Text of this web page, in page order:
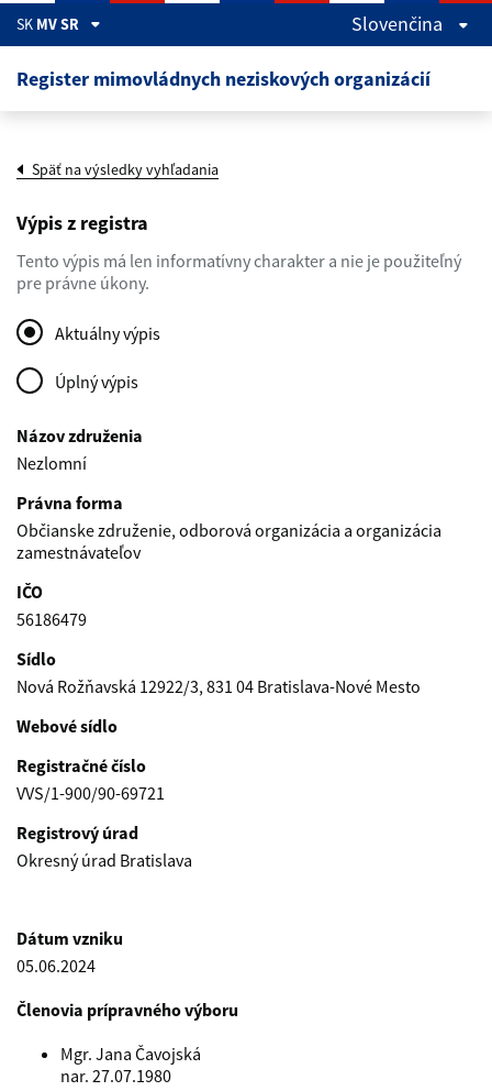
Preskočiť na hlavný obsah
SK MV SR Slovenčina
Register mimovládnych neziskových organizácií
Späť na výsledky vyhľadania
Výpis z registra
Tento výpis má len informatívny charakter a nie je použiteľný
pre právne úkony.
Aktuálny výpis
Úplný výpis
Názov združenia
Nezlomní
Právna forma
Občianske združenie, odborová organizácia a organizácia
zamestnávateľov
IČO
56186479
Sídlo
Nová Rožňavská 12922/3, 831 04 Bratislava-Nové Mesto
Webové sídlo
Registračné číslo
VVS/1-900/90-69721
Registrový úrad
Okresný úrad Bratislava
Dátum vzniku
05.06.2024
Členovia prípravného výboru
Mgr. Jana Čavojská
nar. 27.07.1980